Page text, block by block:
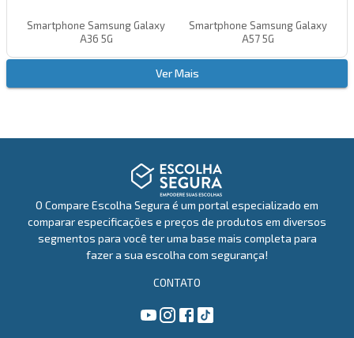
Smartphone Samsung Galaxy
A36 5G
Smartphone Samsung Galaxy
A57 5G
Smartphone Samsung Galaxy
A57 5G
VS
Ver Mais
O Compare Escolha Segura é um portal especializado em
comparar especificações e preços de produtos em diversos
segmentos para você ter uma base mais completa para
fazer a sua escolha com segurança!
CONTATO